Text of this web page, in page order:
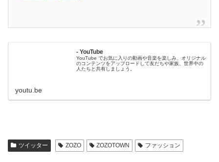
- YouTube
YouTube でお気に入りの動画や音楽を楽しみ、オリジナル
のコンテンツをアップロードして友だちや家族、世界中の
人たちと共有しましょう。
youtu.be
ツイッター ZOZO ZOZOTOWN ファッション